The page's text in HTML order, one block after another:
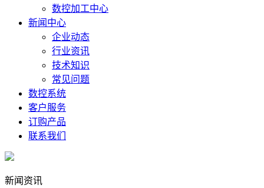
数控加工中心
新闻中心
企业动态
行业资讯
技术知识
常见问题
数控系统
客户服务
订购产品
联系我们
新闻资讯